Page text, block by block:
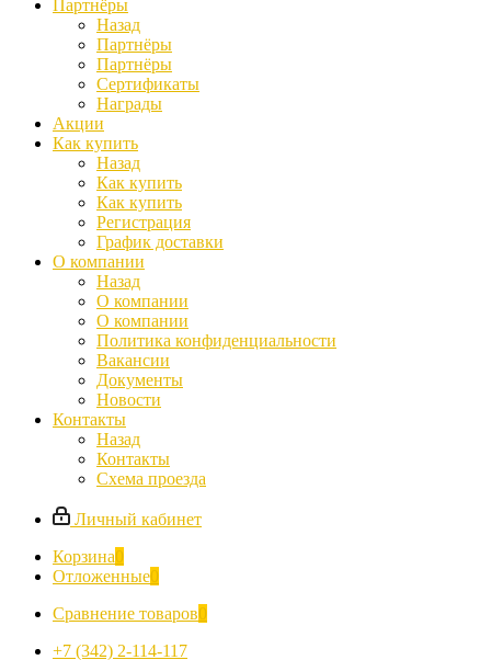
Партнёры
Назад
Партнёры
Партнёры
Сертификаты
Награды
Акции
Как купить
Назад
Как купить
Как купить
Регистрация
График доставки
О компании
Назад
О компании
О компании
Политика конфиденциальности
Вакансии
Документы
Новости
Контакты
Назад
Контакты
Схема проезда
Личный кабинет
Корзина0
Отложенные0
Сравнение товаров0
+7 (342) 2-114-117